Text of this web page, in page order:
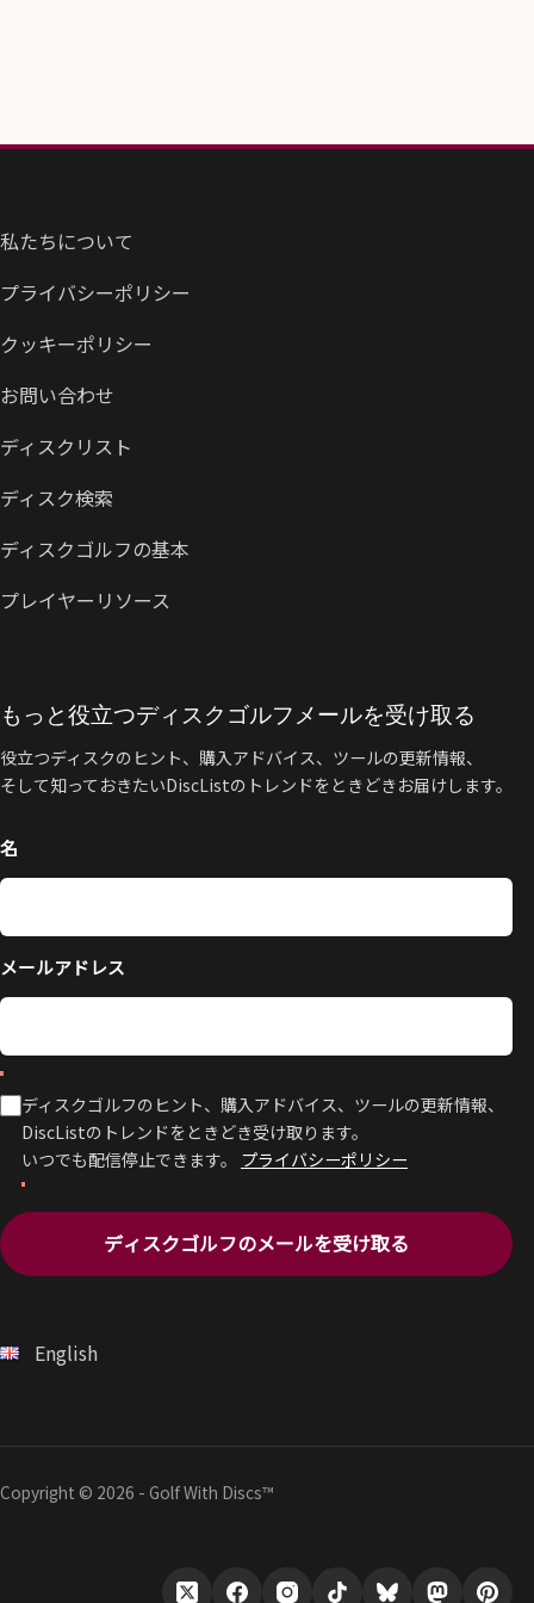
私たちについて
プライバシーポリシー
クッキーポリシー
お問い合わせ
ディスクリスト
ディスク検索
ディスクゴルフの基本
プレイヤーリソース
もっと役立つディスクゴルフメールを受け取る
役立つディスクのヒント、購入アドバイス、ツールの更新情報、
そして知っておきたいDiscListのトレンドをときどきお届けします。
名
メールアドレス
ディスクゴルフのヒント、購入アドバイス、ツールの更新情報、
DiscListのトレンドをときどき受け取ります。
いつでも配信停止できます。 プライバシーポリシー
ディスクゴルフのメールを受け取る
English
Copyright © 2026 - Golf With Discs™